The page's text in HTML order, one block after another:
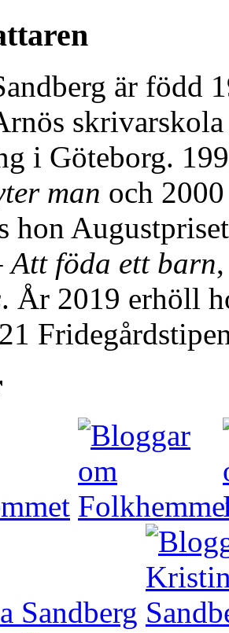
är född
i Göteborg.
man och
hon
Att föda ett barn
. År 2019 erhöll
Sandberg